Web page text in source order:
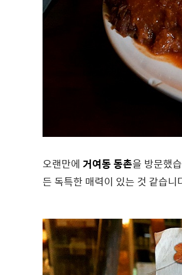
오랜만에 거여동 동촌을 방문했
든 독특한 매력이 있는 것 같습